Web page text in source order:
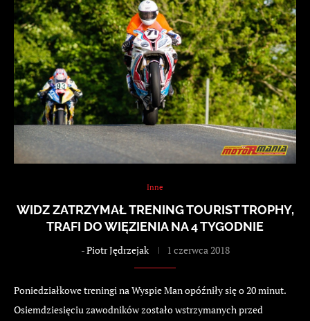
Inne
WIDZ ZATRZYMAŁ TRENING TOURIST TROPHY,
TRAFI DO WIĘZIENIA NA 4 TYGODNIE
-Piotr Jędrzejak 1 czerwca 2018
Poniedziałkowe treningi na Wyspie Man opóźniły się o 20 minut.
Osiemdziesięciu zawodników zostało wstrzymanych przed